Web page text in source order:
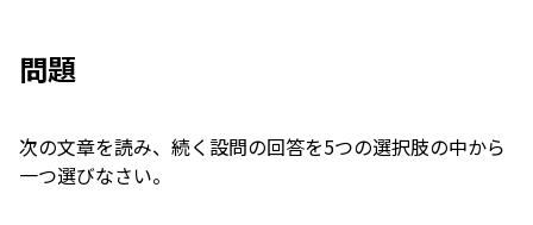
問題
次の文章を読み、続く設問の回答を5つの選択肢の中から
一つ選びなさい。